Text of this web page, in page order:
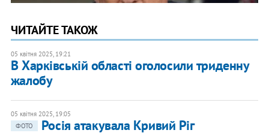
ЧИТАЙТЕ ТАКОЖ
05 квітня 2025, 19:21
В Харківській області оголосили триденну
жалобу
05 квітня 2025, 19:05
ФОТО
Росія атакувала Кривий Ріг